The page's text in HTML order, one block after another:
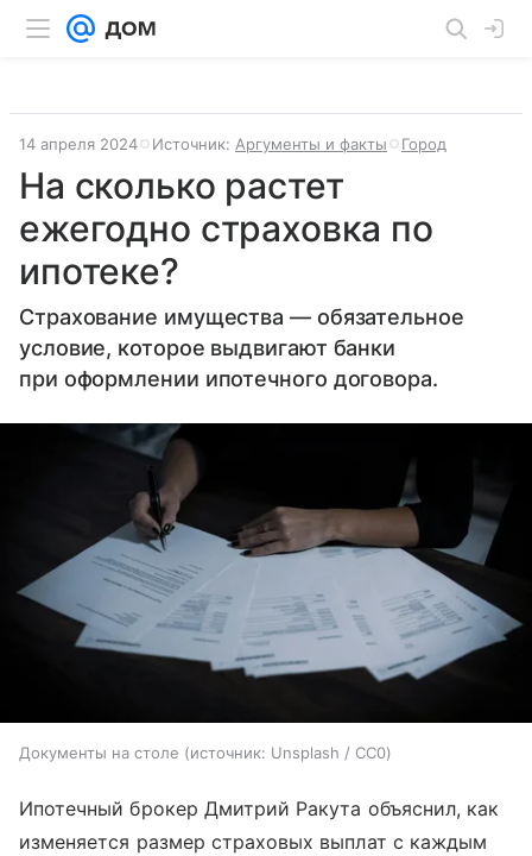
14 апреля 2024 Источник: Аргументы и факты Город
На сколько растет
ежегодно страховка по
ипотеке?
Страхование имущества — обязательное
условие, которое выдвигают банки
при оформлении ипотечного договора.
Документы на столе источник: Unsplash / CC0
Ипотечный брокер Дмитрий Ракута объяснил, как
изменяется размер страховых выплат с каждым